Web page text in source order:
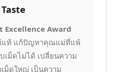
Excellence Award
แท้ แก้ปัญหาคุณแม่ที่แพ้
ม็ดไม่ได้ เปลี่ยนความ
ม็ดใหญ่ เป็นความ